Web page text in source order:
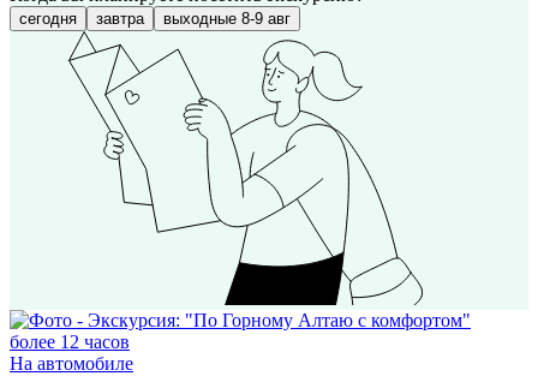
сегодня завтра выходные 8-9 авг
более 12 часов
На автомобиле